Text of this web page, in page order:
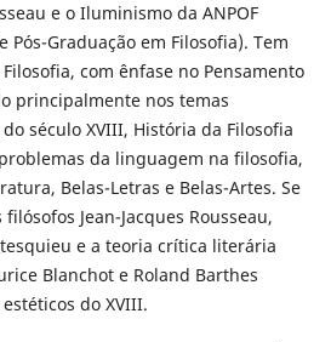
e o Iluminismo da ANPOF
Pós-Graduação em Filosofia). Tem
com ênfase no Pensamento
principalmente nos temas
século XVIII, História da Filosofia
da linguagem na filosofia,
Belas-Letras e Belas-Artes. Se
Jean-Jacques Rousseau,
e a teoria crítica literária
Blanchot e Roland Barthes
do XVIII.